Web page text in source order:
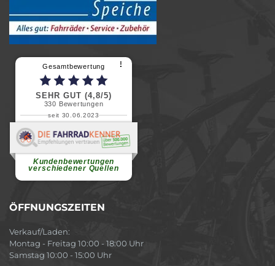
Gesamtbewertung ⠇
SEHR GUT (4,8/5)
330 Bewertungen
seit 30.06.2023
Kundenbewertungen
verschiedener Quellen
Renate H.
Vielen Dank für ein herzliches
ÖFFNUNGSZEITEN
Verkauf/Laden:
Montag - Freitag 10:00 - 18:00 Uhr
Samstag 10:00 - 15:00 Uhr